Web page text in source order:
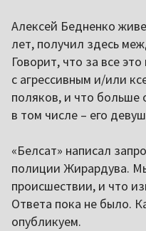
Алексей Бедненко
лет, получил здесь
Говорит, что за все
с агрессивным и/или
поляков, и что больше
в том числе – его
«Белсат» написал
полиции Жирардува.
происшествии, и что
Ответа пока не было.
опубликуем.